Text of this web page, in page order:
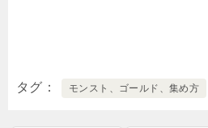
タグ モンスト、ゴールド、集め方